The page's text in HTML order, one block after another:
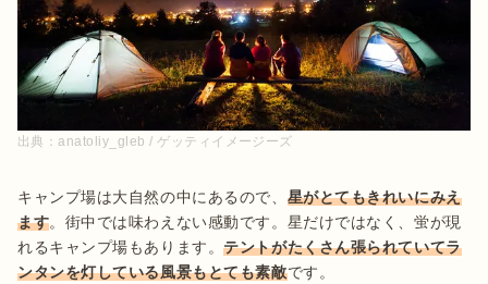
出典：anatoliy_gleb / ゲッティイメージーズ
キャンプ場は大自然の中にあるので、 星がとてもきれいにみえ
ます。街中では味わえない感動です。星だけではなく、蛍が現
れるキャンプ場もあります。テントがたくさん張られていてラ
ンタンを灯している風景もとても素敵です。